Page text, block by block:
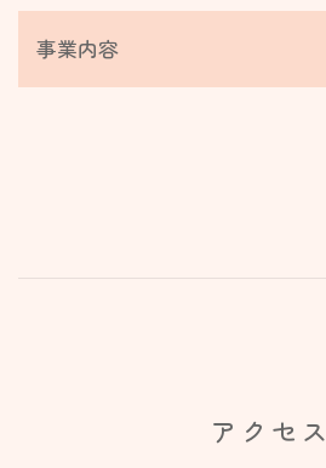
事業内容
アクセス